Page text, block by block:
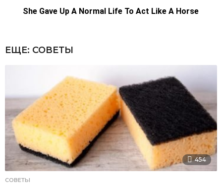
ЕЩЕ: СОВЕТЫ
454
СОВЕТЫ